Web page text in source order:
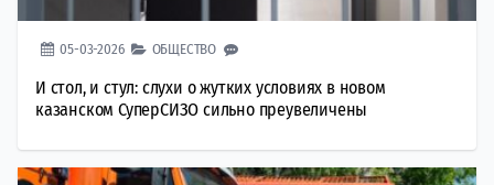
05-03-2026 ОБЩЕСТВО
И стол, и стул: слухи о жутких условиях в новом
казанском СуперСИЗО сильно преувеличены